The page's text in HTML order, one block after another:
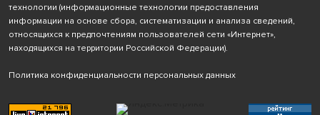
технологии (информационные технологии предоставления
информации на основе сбора, систематизации и анализа сведений,
относящихся к предпочтениям пользователей сети «Интернет»,
находящихся на территории Российской Федерации).
Политика конфиденциальности персональных данных